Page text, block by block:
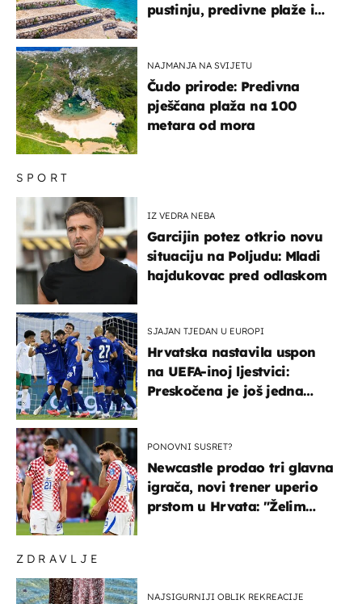
ZDRAVLJE
NAJSIGURNIJI OBLIK REKREACIJE
SPORT
IZ VEDRA NEBA
Garcijin potez otkrio novu
situaciju na Poljudu: Mladi
hajdukovac pred odlaskom
SJAJAN TJEDAN U EUROPI
Hrvatska nastavila uspon
na UEFA-inoj ljestvici:
Preskočena je još jedna
PONOVNI SUSRET?
Newcastle prodao tri glavna
igrača, novi trener uperio
prstom u Hrvata: "Želim
pustinju, predivne plaže i
NAJMANJA NA SVIJETU
Čudo prirode: Predivna
pješčana plaža na 100
metara od mora